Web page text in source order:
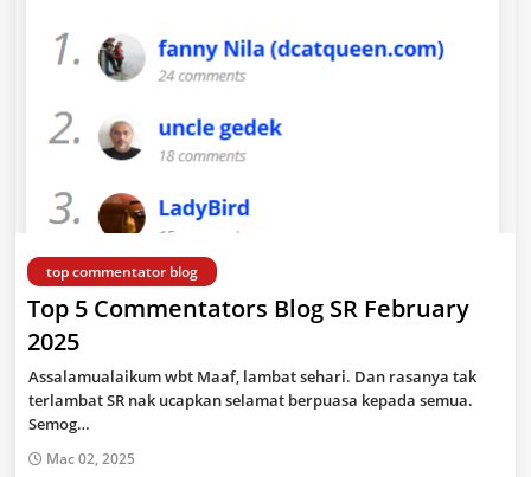
top commentator blog
Top 5 Commentators Blog SR February
2025
Assalamualaikum wbt Maaf, lambat sehari. Dan rasanya tak
terlambat SR nak ucapkan selamat berpuasa kepada semua.
Semog…
Mac 02, 2025